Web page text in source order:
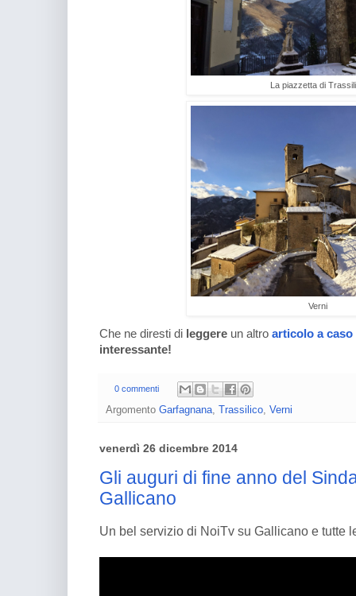
La piazzetta di
Verni
Che ne diresti di leggere un altro articolo a caso
interessante!
0 commenti
Argomento Garfagnana, Trassilico, Verni
venerdì 26 dicembre 2014
Gli auguri di fine anno del
Gallicano
Un bel servizio di NoiTv su Gallicano e tutte